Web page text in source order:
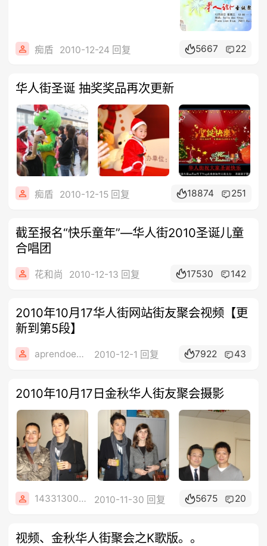
痴盾 2010-12-24 回复 5667 22
华人街圣诞 抽奖奖品再次更新
痴盾 2010-12-15 回复 18874 251
截至报名“快乐童年”—华人街2010圣诞儿童
合唱团
花和尚 2010-12-13 回复 17530 142
2010年10月17华人街网站街友聚会视频【更
新到第5段】
aprendoespanol 2010-12-1 回复 7922 43
2010年10月17日金秋华人街友聚会摄影
1433130082 2010-11-30 回复 5675 20
视频、金秋华人街聚会之K歌版。。